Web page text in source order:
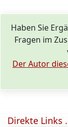
Haben Sie
Fragen im
Der Autor
Direkte Links